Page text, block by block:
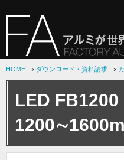
HOME ダウンロード・資料請求
LED